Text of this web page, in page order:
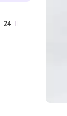
24